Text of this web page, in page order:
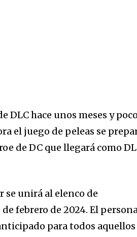
DLC hace unos meses y
el juego de peleas se
de DC que llegará como
se unirá al elenco de
febrero de 2024. El
para todos aquellos